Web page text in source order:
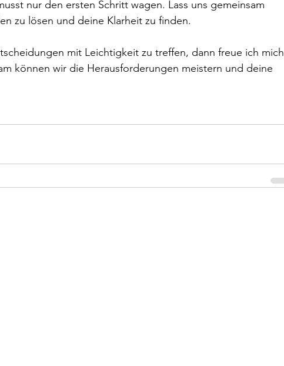
nur den ersten Schritt wagen. Lass uns gemeinsam
zu lösen und deine Klarheit zu finden.
mit Leichtigkeit zu treffen, dann freue ich mich
können wir die Herausforderungen meistern und deine